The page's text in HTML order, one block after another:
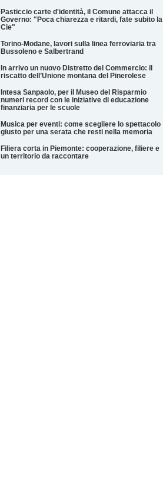
Pasticcio carte d'identità, il Comune attacca il
Governo: "Poca chiarezza e ritardi, fate subito la
Cie"
Torino-Modane, lavori sulla linea ferroviaria tra
Bussoleno e Salbertrand
In arrivo un nuovo Distretto del Commercio: il
riscatto dell’Unione montana del Pinerolese
Intesa Sanpaolo, per il Museo del Risparmio
numeri record con le iniziative di educazione
finanziaria per le scuole
Musica per eventi: come scegliere lo spettacolo
giusto per una serata che resti nella memoria
Filiera corta in Piemonte: cooperazione, filiere e
un territorio da raccontare